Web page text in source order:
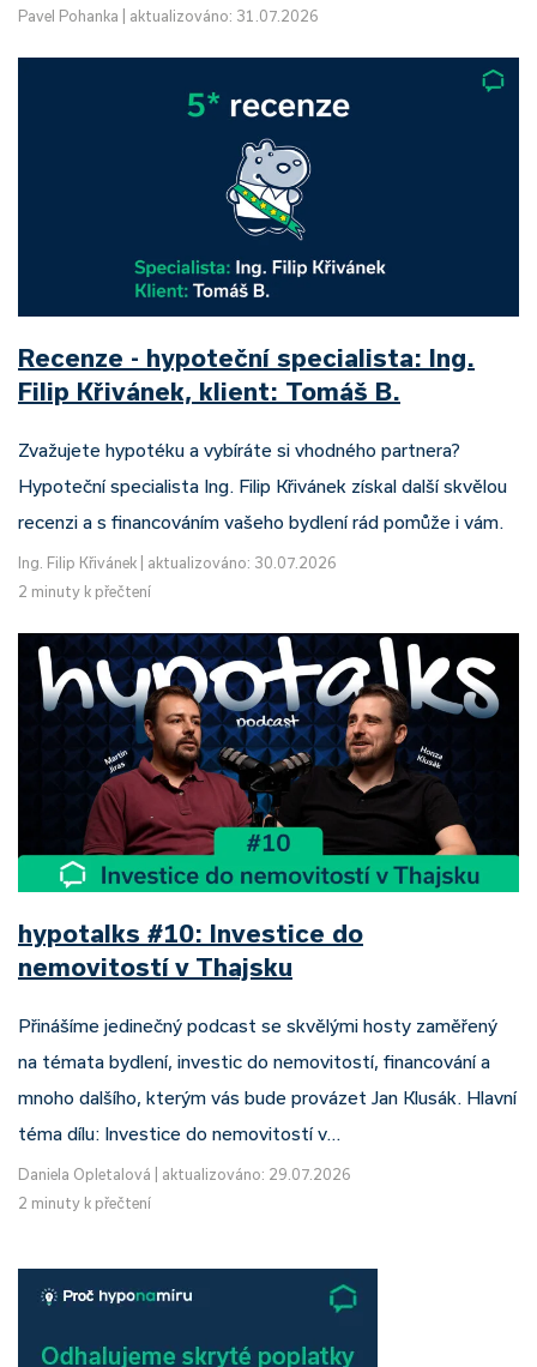
Pavel Pohanka aktualizováno: 31.07.2026
Recenze - hypoteční specialista: Ing.
Filip Křivánek, klient: Tomáš B.
Zvažujete hypotéku a vybíráte si vhodného partnera?
Hypoteční specialista Ing. Filip Křivánek získal další skvělou
recenzi a s financováním vašeho bydlení rád pomůže i vám.
Ing. Filip Křivánek
aktualizováno: 30.07.2026
2 minuty k přečtení
hypotalks #10: Investice do
nemovitostí v Thajsku
Přinášíme jedinečný podcast se skvělými hosty zaměřený
na témata bydlení, investic do nemovitostí, financování a
mnoho dalšího, kterým vás bude provázet Jan Klusák. Hlavní
téma dílu: Investice do nemovitostí v…
Daniela Opletalová
aktualizováno: 29.07.2026
2 minuty k přečtení